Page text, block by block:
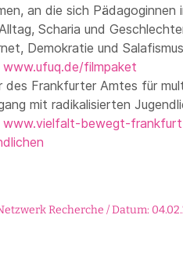
an die sich
Scharia und
Demokratie und
www.ufuq.de/filmpaket
des Frankfurter Amtes für
mit radikalisierten
www.vielfalt-bewegt-
Recherche / Datum: